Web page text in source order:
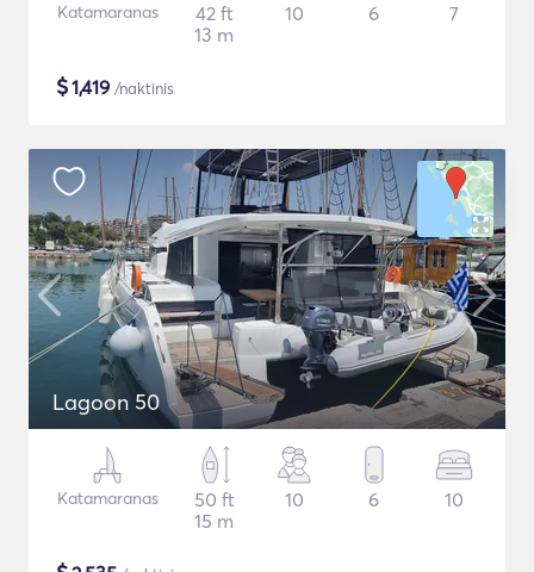
Katamaranas
42 ft
13 m
10 6 7
$1,419 /naktinis
Lagoon 50
Katamaranas
50 ft
15 m
10 6 10